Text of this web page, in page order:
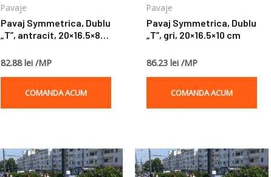
Pavaje
Pavaj Symmetrica, Dublu
„T”, antracit, 20×16.5×8
82.88 lei /MP
COMANDA ACUM
Pavaje
Pavaj Symmetrica, Dublu
„T”, gri, 20×16.5×10 cm
86.23 lei /MP
COMANDA ACUM